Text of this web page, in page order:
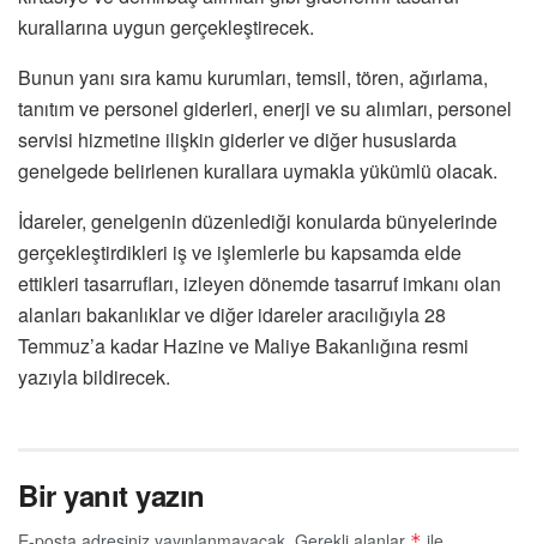
kurallarına uygun gerçekleştirecek.
Bunun yanı sıra kamu kurumları, temsil, tören, ağırlama,
tanıtım ve personel giderleri, enerji ve su alımları, personel
servisi hizmetine ilişkin giderler ve diğer hususlarda
genelgede belirlenen kurallara uymakla yükümlü olacak.
İdareler, genelgenin düzenlediği konularda bünyelerinde
gerçekleştirdikleri iş ve işlemlerle bu kapsamda elde
ettikleri tasarrufları, izleyen dönemde tasarruf imkanı olan
alanları bakanlıklar ve diğer idareler aracılığıyla 28
Temmuz’a kadar Hazine ve Maliye Bakanlığına resmi
yazıyla bildirecek.
Bir yanıt yazın